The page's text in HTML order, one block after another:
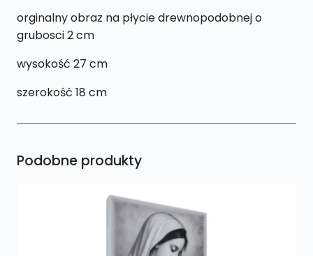
orginalny obraz na płycie drewnopodobnej o
grubosci 2 cm
wysokość 27 cm
szerokość 18 cm
Podobne produkty